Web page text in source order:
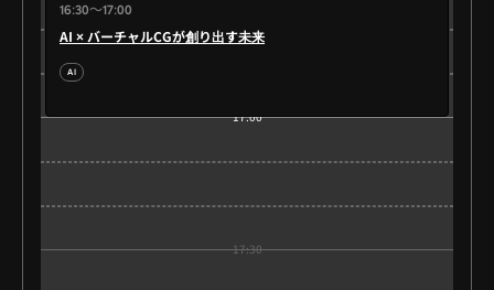
16:30～17:00
AI × バーチャルCGが創り出す未来
AI
17:00
17:30